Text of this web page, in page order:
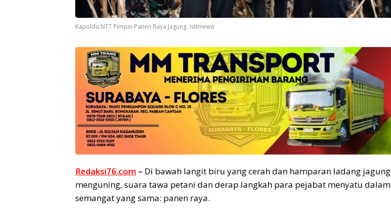
Kapolda NTT Pimpin Panen Raya Jagung. Istimewa
Redaksi76.com – Di bawah langit biru yang cerah dan hamparan ladang jagung
menguning, suara tawa petani dan derap langkah para pejabat menyatu dalam
semangat yang sama: panen raya.